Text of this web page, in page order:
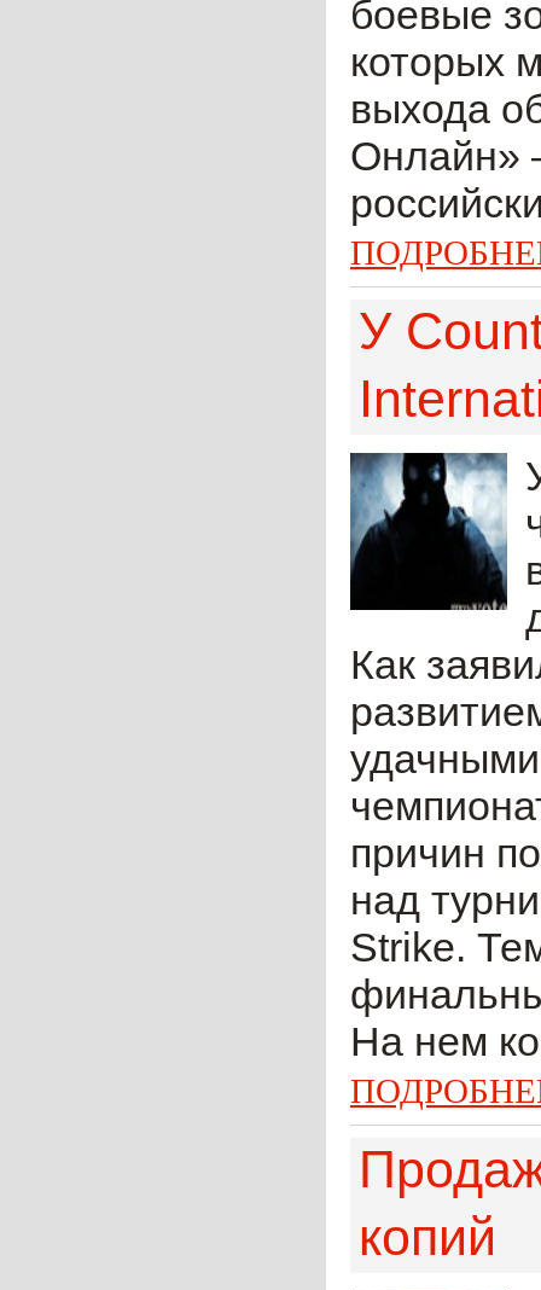
боевые
которых
выхода
Онлайн»
У
Как
причин
над
Strike.
На нем
копий